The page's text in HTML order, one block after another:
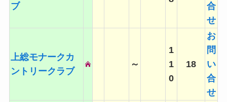
ブ
合
せ
上総モナークカ
ントリークラブ
～
1
1
0
18
お
問
い
合
せ